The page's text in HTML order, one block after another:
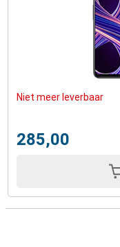
Niet meer leverbaar
285,00